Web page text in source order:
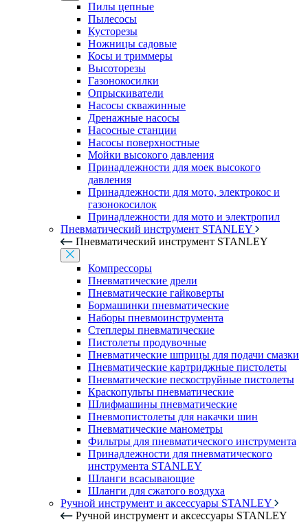
Пилы цепные
Пылесосы
Кусторезы
Ножницы садовые
Косы и триммеры
Высоторезы
Газонокосилки
Опрыскиватели
Насосы скважинные
Дренажные насосы
Насосные станции
Насосы поверхностные
Мойки высокого давления
Принадлежности для моек высокого
давления
Принадлежности для мото, электрокос и
газонокосилок
Принадлежности для мото и электропил
Пневматический инструмент STANLEY
Пневматический инструмент STANLEY
Компрессоры
Пневматические дрели
Пневматические гайковерты
Бормашинки пневматические
Наборы пневмоинструмента
Степлеры пневматические
Пистолеты продувочные
Пневматические шприцы для подачи смазки
Пневматические картриджные пистолеты
Пневматические пескоструйные пистолеты
Краскопульты пневматические
Шлифмашины пневматические
Пневмопистолеты для накачки шин
Пневматические манометры
Фильтры для пневматического инструмента
Принадлежности для пневматического
инструмента STANLEY
Шланги всасывающие
Шланги для сжатого воздуха
Ручной инструмент и аксессуары STANLEY
Ручной инструмент и аксессуары STANLEY